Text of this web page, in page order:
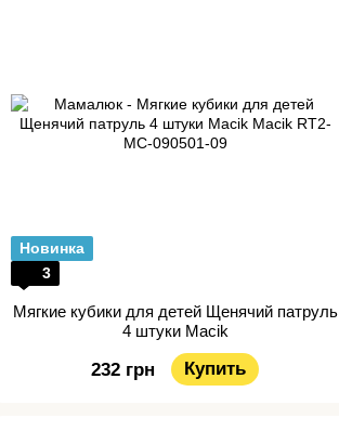
Новинка
3
Мягкие кубики для детей Щенячий патруль
4 штуки Macik
232 грн Купить